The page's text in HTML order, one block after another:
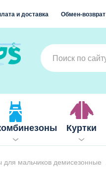
и доставка Обмен-возврат
Куртки
для мальчиков демисезонные